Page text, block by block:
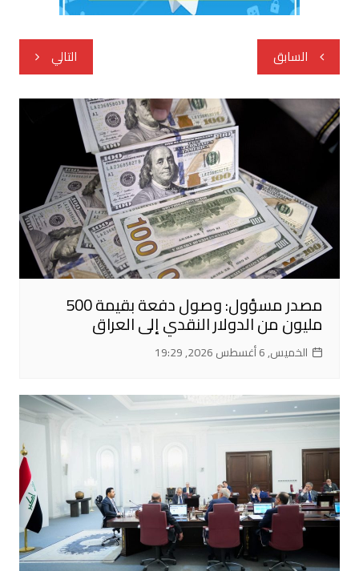
تصفّح
المقالات
السابق التالي
مصدر مسؤول: وصول دفعة بقيمة 500
مليون من الدولار النقدي إلى العراق
الخميس, 6 أغسطس 2026, 19:29